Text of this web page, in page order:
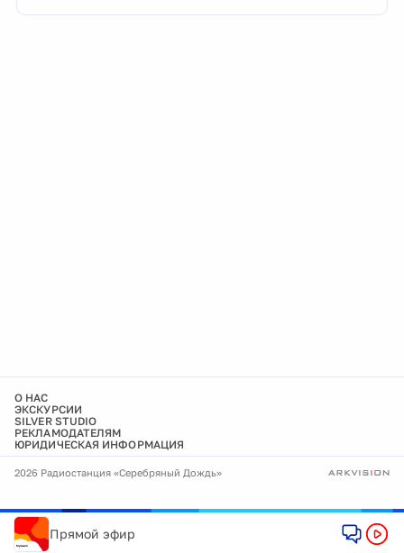
О НАС
ЭКСКУРСИИ
SILVER STUDIO
РЕКЛАМОДАТЕЛЯМ
ЮРИДИЧЕСКАЯ ИНФОРМАЦИЯ
2026 Радиостанция «Серебряный Дождь»
Прямой эфир